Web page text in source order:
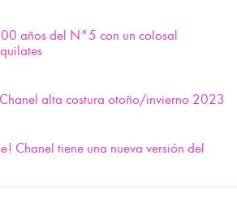
años del N°5 con un colosal
alta costura otoño/invierno 2023
Chanel tiene una nueva versión del